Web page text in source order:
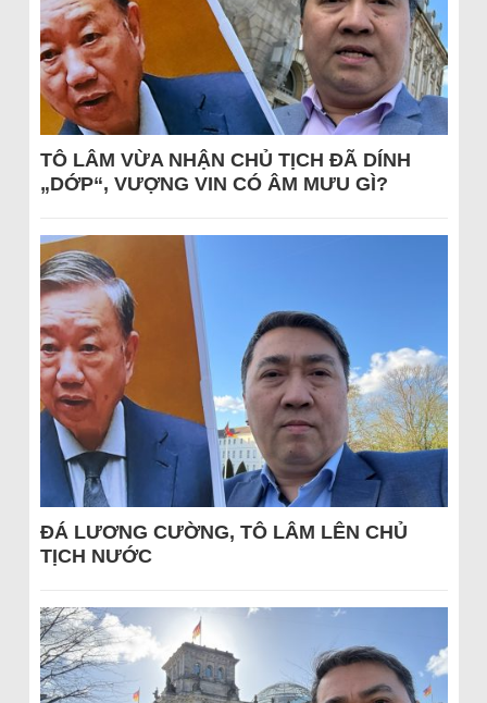
TÔ LÂM VỪA NHẬN CHỦ TỊCH ĐÃ DÍNH
„DỚP“, VƯỢNG VIN CÓ ÂM MƯU GÌ?
ĐÁ LƯƠNG CƯỜNG, TÔ LÂM LÊN CHỦ
TỊCH NƯỚC